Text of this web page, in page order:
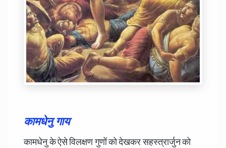
कामधेनु गाय
कामधेनु के ऐसे विलक्षण गुणों को देखकर सहस्त्रार्जुन को